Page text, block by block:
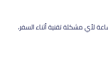
لأي مشكلة تقنية أثناء السفر،